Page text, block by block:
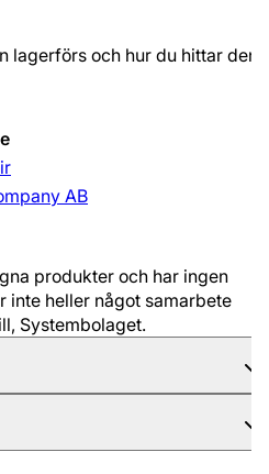
och hur du hittar den.
AB
produkter och har ingen
inte heller något samarbete
Systembolaget.